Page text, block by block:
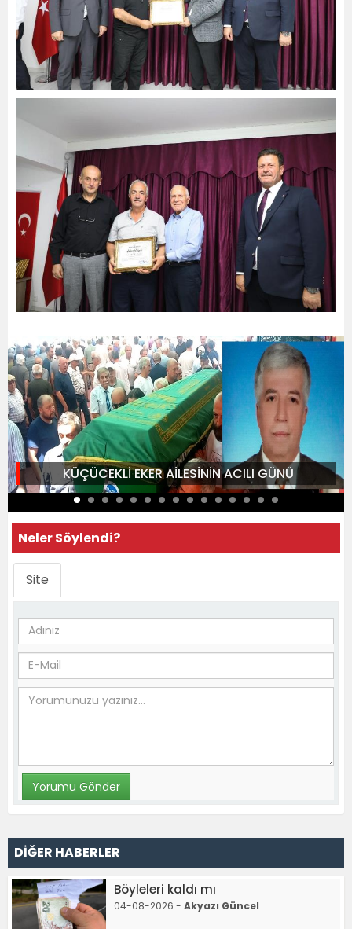
KÜÇÜCEKLİ EKER AİLESİNİN ACILI GÜNÜ
Neler Söylendi?
Site
DİĞER HABERLER
Böyleleri kaldı mı
04-08-2026 - Akyazı Güncel